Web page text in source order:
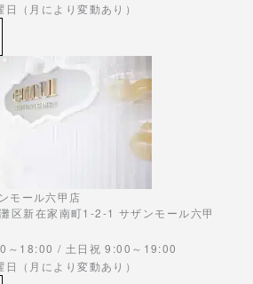
（月により変動あり）
モール六甲店
区新在家南町1-2-1 サザンモール六甲
～18:00 / 土日祝 9:00～19:00
（月により変動あり）